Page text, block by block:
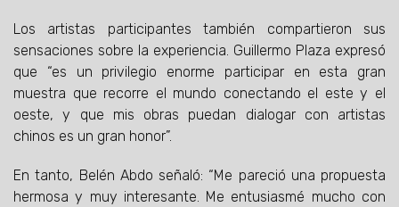
Los artistas participantes también compartieron sus
sensaciones sobre la experiencia. Guillermo Plaza expresó
que “es un privilegio enorme participar en esta gran
muestra que recorre el mundo conectando el este y el
oeste, y que mis obras puedan dialogar con artistas
chinos es un gran honor”.
En tanto, Belén Abdo señaló: “Me pareció una propuesta
hermosa y muy interesante. Me entusiasmé mucho con